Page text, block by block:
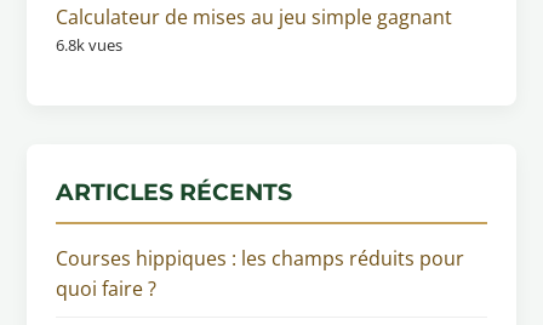
Calculateur de mises au jeu simple gagnant
6.8k vues
ARTICLES RÉCENTS
Courses hippiques : les champs réduits pour
quoi faire ?